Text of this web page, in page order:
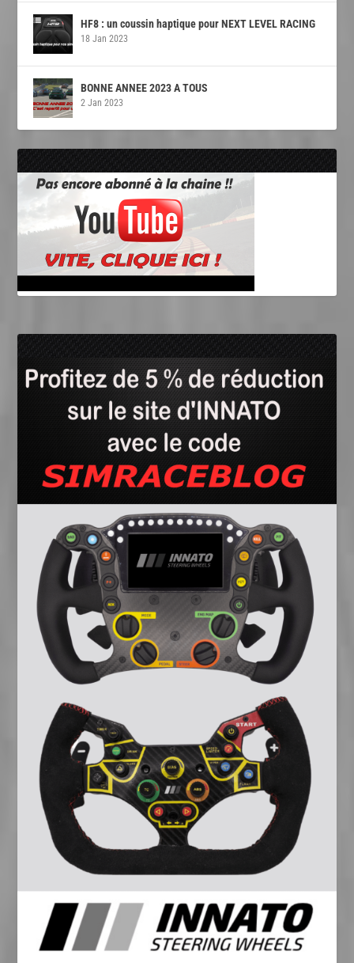
HF8 : un coussin haptique pour NEXT LEVEL RACING
18 Jan 2023
BONNE ANNEE 2023 A TOUS
2 Jan 2023